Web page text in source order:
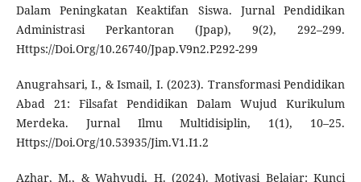
Dalam Peningkatan Keaktifan Siswa. Jurnal Pendidikan
Administrasi Perkantoran (Jpap), 9(2), 292–299.
Https://Doi.Org/10.26740/Jpap.V9n2.P292-299
Anugrahsari, I., & Ismail, I. (2023). Transformasi Pendidikan
Abad 21: Filsafat Pendidikan Dalam Wujud Kurikulum
Merdeka. Jurnal Ilmu Multidisiplin, 1(1), 10–25.
Https://Doi.Org/10.53935/Jim.V1.I1.2
Azhar, M., & Wahyudi, H. (2024). Motivasi Belajar: Kunci